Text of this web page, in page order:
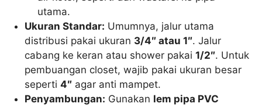
utama.
Ukuran Standar: Umumnya, jalur utama
distribusi pakai ukuran 3/4″ atau 1″. Jalur
cabang ke keran atau shower pakai1/2″. Untuk
pembuangan closet, wajib pakai ukuran besar
seperti4″ agar anti mampet.
Penyambungan: Gunakan lem pipa PVC